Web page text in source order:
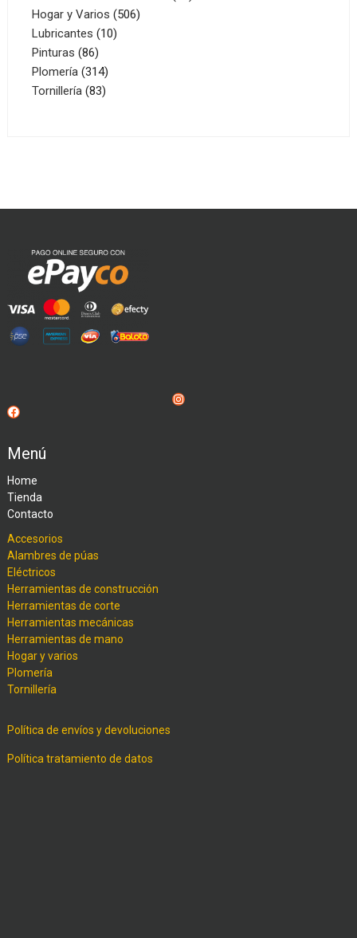
Hogar y Varios 506506
Lubricantes 1010
Pinturas 8686
productos
Plomería 314314
productos
Tornillería 8383
Instagram
Facebook
Menú
Home
Tienda
Contacto
Accesorios
Alambres de púas
Eléctricos
Herramientas de construcción
Herramientas de corte
Herramientas mecánicas
Herramientas de mano
Hogar y varios
Plomería
Tornillería
Política de envíos y devoluciones
Política tratamiento de datos